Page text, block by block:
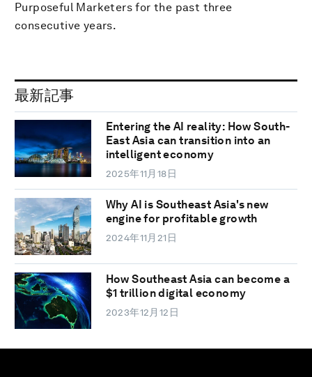
Purposeful Marketers for the past three
consecutive years.
最新記事
Entering the AI reality: How South-
East Asia can transition into an
intelligent economy
2025年11月18日
Why AI is Southeast Asia's new
engine for profitable growth
2024年11月21日
How Southeast Asia can become a
$1 trillion digital economy
2023年12月12日